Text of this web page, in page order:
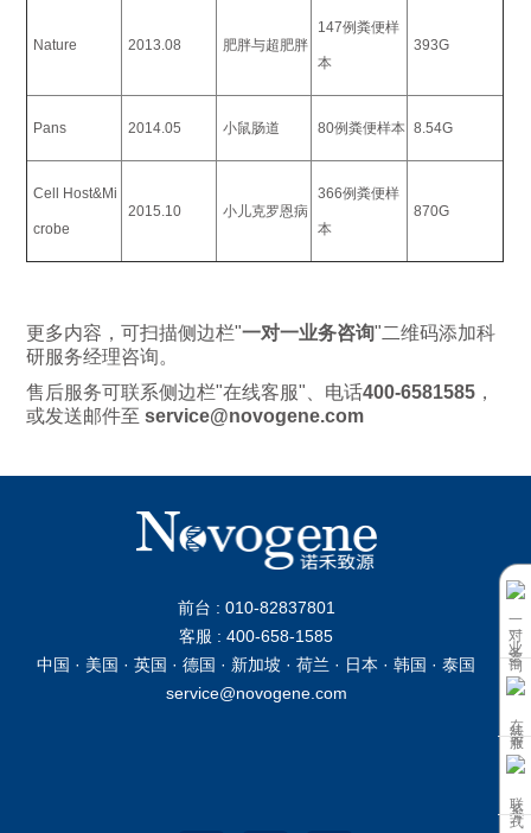
Nature 2013.08 肥胖与超肥胖
147例粪便样
本
393G
Pans 2014.05 小鼠肠道 80例粪便样本 8.54G
Cell Host&Mi
crobe
2015.10 小儿克罗恩病
366例粪便样
本
870G
更多内容，可扫描侧边栏"一对一业务咨询"二维码添加科
研服务经理咨询。
售后服务可联系侧边栏"在线客服"、电话400-6581585 ，
或发送邮件至service@novogene.com
前台 : 010-82837801
客服 : 400-658-1585
中国 · 美国 · 英国 · 德国 · 新加坡 · 荷兰 · 日本 · 韩国 · 泰国
service@novogene.com
一对一业务咨询
在线客服
联系方式